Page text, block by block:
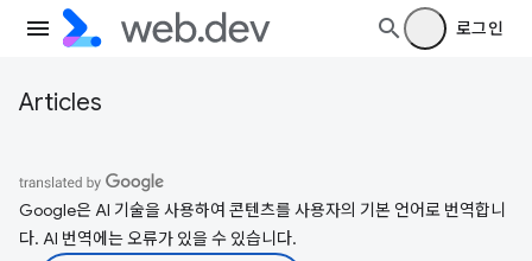
로그인
Articles
Google은 AI 기술을 사용하여 콘텐츠를 사용자의 기본 언어로 번역합니
다. AI 번역에는 오류가 있을 수 있습니다.